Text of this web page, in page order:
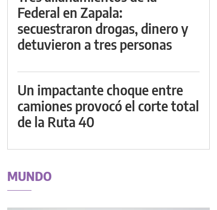
Federal en Zapala:
secuestraron drogas, dinero y
detuvieron a tres personas
Un impactante choque entre
camiones provocó el corte total
de la Ruta 40
MUNDO